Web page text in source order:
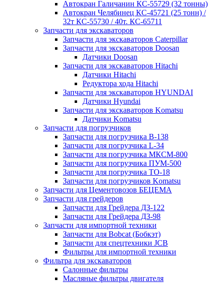
Автокран Галичанин КС-55729 (32 тонны)
Автокран Челябинец КС-45721 (25 тонн) /
32т КС-55730 / 40т. КС-65711
Запчасти для экскаваторов
Запчасти для экскаваторов Caterpillar
Запчасти для экскаваторов Doosan
Датчики Doosan
Запчасти для экскаваторов Hitachi
Датчики Hitachi
Редуктора хода Hitachi
Запчасти для экскаваторов HYUNDAI
Датчики Hyundai
Запчасти для экскаваторов Komatsu
Датчики Komatsu
Запчасти для погрузчиков
Запчасти для погрузчика B-138
Запчасти для погрузчика L-34
Запчасти для погрузчика МКСМ-800
Запчасти для погрузчика ПУМ-500
Запчасти для погрузчика ТО-18
Запчасти для погрузчиков Komatsu
Запчасти для Цементовозов БЕЦЕМА
Запчасти для грейдеров
Запчасти для Грейдера ДЗ-122
Запчасти для Грейдера ДЗ-98
Запчасти для импортной техники
Запчасти для Bobcat (Бобкэт)
Запчасти для спецтехники JCB
Фильтры для импортной техники
Фильтра для экскаваторов
Салонные фильтры
Масляные фильтры двигателя